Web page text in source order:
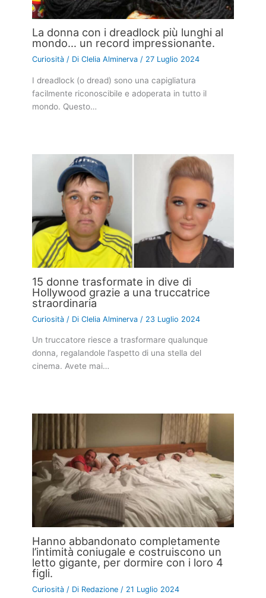
La donna con i dreadlock più lunghi al
mondo… un record impressionante.
Curiosità / DiClelia Alminerva/ 27 Luglio 2024
I dreadlock (o dread) sono una capigliatura
facilmente riconoscibile e adoperata in tutto il
mondo. Questo…
15 donne trasformate in dive di
Hollywood grazie a una truccatrice
straordinaria
Curiosità / DiClelia Alminerva / 23 Luglio 2024
Un truccatore riesce a trasformare qualunque
donna, regalandole l’aspetto di una stella del
cinema. Avete mai…
Hanno abbandonato completamente
l’intimità coniugale e costruiscono un
letto gigante, per dormire con i loro 4
figli.
Curiosità / Di Redazione / 21 Luglio 2024